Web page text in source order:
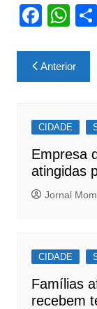
F
c
e
o
o
k
W
at
s
p
p
Navegação
de
Anterior
CIDADE
Empresa
atingidas
Jornal
CIDADE
Famílias
recebem